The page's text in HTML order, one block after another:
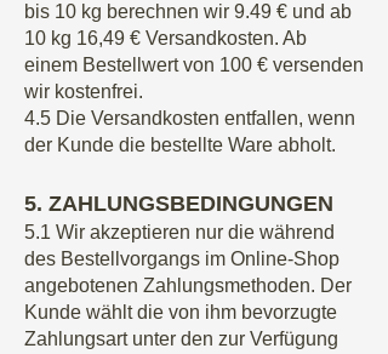
bis 10 kg berechnen wir 9.49 € und ab
10 kg 16,49 € Versandkosten. Ab
einem Bestellwert von 100 € versenden
wir kostenfrei.
4.5 Die Versandkosten entfallen, wenn
der Kunde die bestellte Ware abholt.
5. ZAHLUNGSBEDINGUNGEN
5.1 Wir akzeptieren nur die während
des Bestellvorgangs im Online-Shop
angebotenen Zahlungsmethoden. Der
Kunde wählt die von ihm bevorzugte
Zahlungsart unter den zur Verfügung